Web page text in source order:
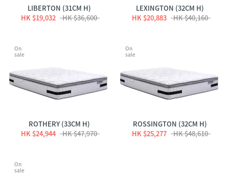
LIBERTON (31CM H)
HK $19,032
HK $36,600
LEXINGTON (32CM H)
HK $20,883
HK $40,160
On
sale
ROTHERY (33CM H)
HK $24,944
HK $47,970
On
sale
ROSSINGTON (32CM H)
HK $25,277
HK $48,610
On
sale